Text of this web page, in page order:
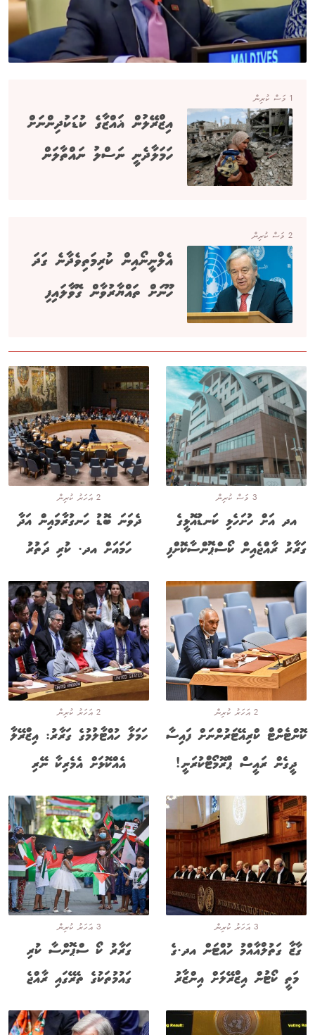
1 މަސް ކުރިން
އިޒްރޭލުން ޣައްޒާގެ ކުޑަކުދިންނަށް
ހަމަލާދެނީ ނަސްލު ނައްތާލަން
2 މަސް ކުރިން
އެލްނީނޯއިން ކުރިމަތިވެދާނެ ގަދަ
ހޫނަށް ތައްޔާރުވާން ގޮވާލައިފި
3 މަސް ކުރިން
އދ އަށް ހުށަހެޅި ކަނޑުއޮޅީގެ
ގަރާރު ރާއްޖެއިން ކޯސްޕޮންސާކޮށްފި
2 އަހަރު ކުރިން
ދެވަނަ ބޮޑު ހަނގުރާމައިން އަދާ
ހަމައަށް އދ. ކުރި ދަތުރު
2 އަހަރު ކުރިން
ކޮންޓެންޓް ކްރިއޭޓަރުންނަށް ފައިސާ
ދީގެން ރައީސް ޕްރޮމޯޓްކުރަނީ!
2 އަހަރު ކުރިން
ހަމަލާ ހުއްޓާލުމުގެ ގަރާރު: އިޒްރޭލާ
އެއްކޮޅަށް އެމެރިކާ ނޭރި
3 އަހަރު ކުރިން
ގާޒާ ގަތުލްއާއްމު ހުއްޓަން އދ.ގެ
މަތީ ކޯޓުން އިޒްރޭލަށް އިންޒާރު
3 އަހަރު ކުރިން
ގަރާރު ކޯ ސްޕޮންސާ ކުރި
ގައުމުތަކުގެ ތެރޭގައި ރާއްޖެ